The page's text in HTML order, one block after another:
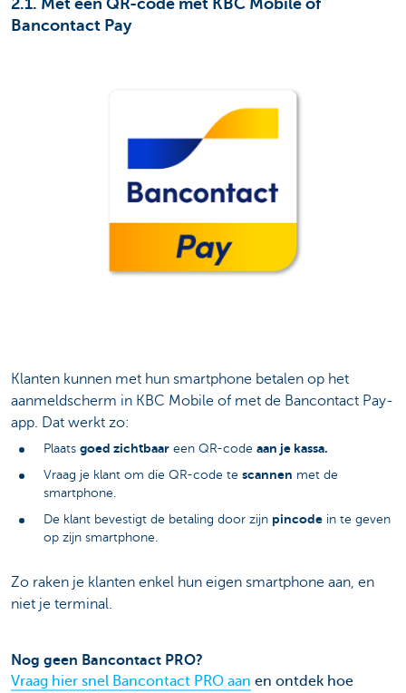
2.1. Met een QR-code met KBC Mobile of
Bancontact Pay
Klanten kunnen met hun smartphone betalen op het
aanmeldscherm in KBC Mobile of met de Bancontact Pay-
app. Dat werkt zo:
Plaats goed zichtbaar een QR-code aan je kassa.
Vraag je klant om die QR-code te scannen met de
smartphone.
De klant bevestigt de betaling door zijn pincode in te geven
op zijn smartphone.
Zo raken je klanten enkel hun eigen smartphone aan, en
niet je terminal.
Nog geen Bancontact PRO?
Vraag hier snel Bancontact PRO aan en ontdek hoe